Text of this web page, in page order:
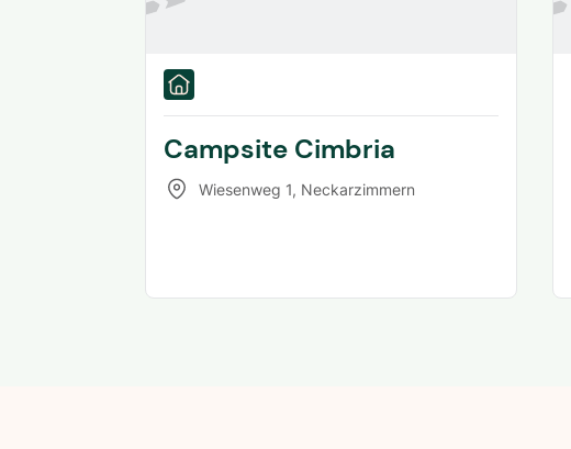
Campsite Cimbria
Wiesenweg 1, Neckarzimmern